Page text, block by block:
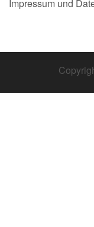
Impressum und